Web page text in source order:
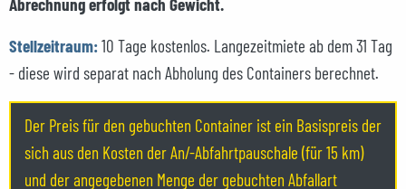
Abrechnung erfolgt nach Gewicht.
Stellzeitraum:10 Tage kostenlos. Langezeitmiete ab dem 31 Tag
- diese wird separat nach Abholung des Containers berechnet.
Der Preis für den gebuchten Container ist ein Basispreis der
sich aus den Kosten der An/-Abfahrtpauschale (für 15 km)
und der angegebenen Menge der gebuchten Abfallart